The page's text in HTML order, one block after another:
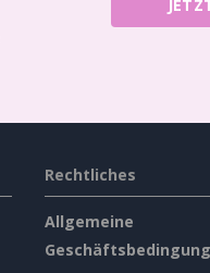
Rechtliches
Allgemeine